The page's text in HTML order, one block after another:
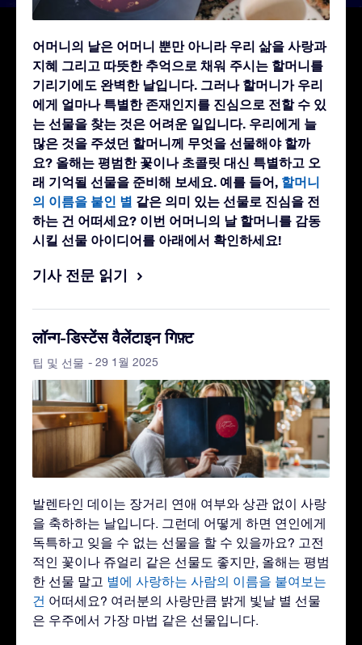
어머니의 날은 어머니 뿐만 아니라 우리 삶을 사랑과
지혜 그리고 따뜻한 추억으로 채워 주시는 할머니를
기리기에도 완벽한 날입니다. 그러나 할머니가 우리
에게 얼마나 특별한 존재인지를 진심으로 전할 수 있
는 선물을 찾는 것은 어려운 일입니다. 우리에게 늘
많은 것을 주셨던 할머니께 무엇을 선물해야 할까
요? 올해는 평범한 꽃이나 초콜릿 대신 특별하고 오
래 기억될 선물을 준비해 보세요. 예를 들어, 할머니
의 이름을 붙인 별 같은 의미 있는 선물로 진심을 전
하는 건 어떠세요? 이번 어머니의 날 할머니를 감동
시킬 선물 아이디어를 아래에서 확인하세요!
기사 전문 읽기
लॉन्ग-डिस्टेंस वैलेंटाइन गिफ़्ट
팁 및 선물 - 29 1월 2025
발렌타인 데이는 장거리 연애 여부와 상관 없이 사랑
을 축하하는 날입니다. 그런데 어떻게 하면 연인에게
독특하고 잊을 수 없는 선물을 할 수 있을까요? 고전
적인 꽃이나 쥬얼리 같은 선물도 좋지만, 올해는 평범
한 선물 말고 별에 사랑하는 사람의 이름을 붙여보는
건 어떠세요? 여러분의 사랑만큼 밝게 빛날 별 선물
은 우주에서 가장 마법 같은 선물입니다.